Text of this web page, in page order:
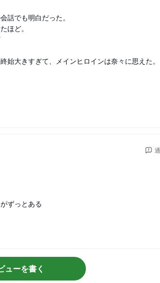
話でも明白だった。
ほど。
大きすぎて、メインヒロインは奈々に思えた。
ずっとある
ューを書く